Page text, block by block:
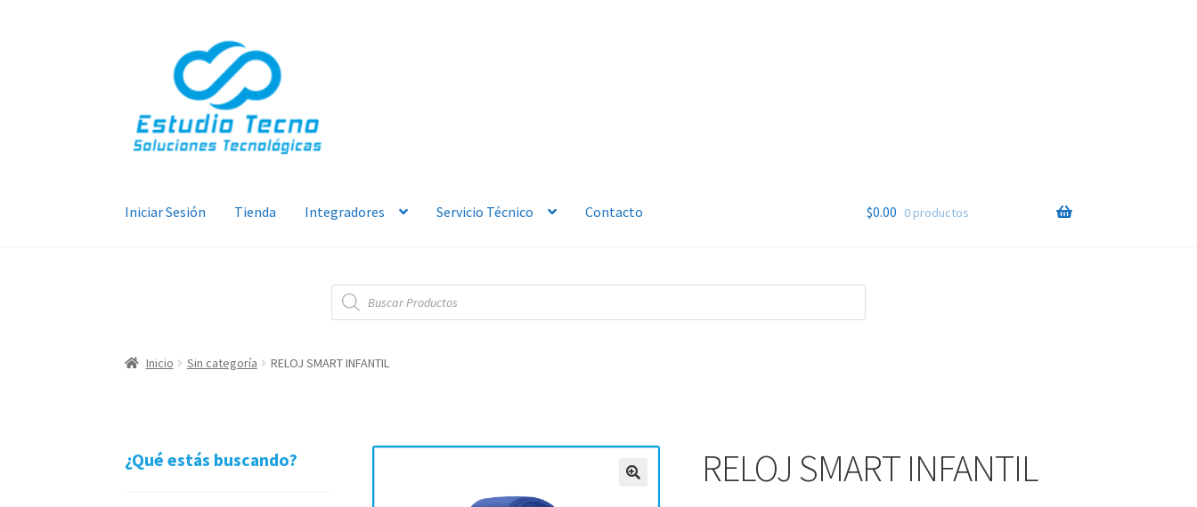
navegación
contenido
Iniciar Sesión Tienda Integradores Servicio Técnico Contacto $0.00 0 productos
Búsqueda
de
productos
Inicio Sin categoría RELOJ SMART INFANTIL
RELOJ SMART INFANTIL
¿Qué estás buscando?